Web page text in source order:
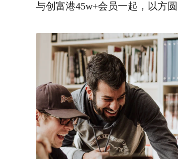
与创富港45w+会员一起，以方